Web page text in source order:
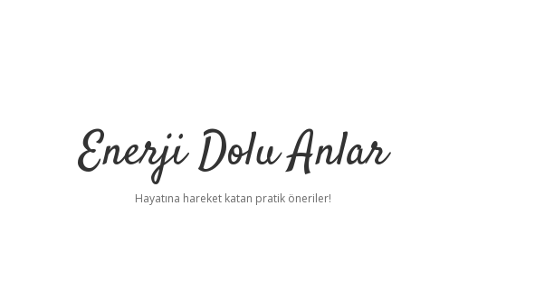
Enerji Dolu Anlar
Hayatına hareket katan pratik öneriler!